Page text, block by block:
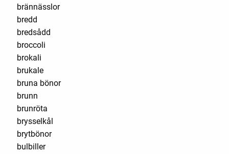
brännässlor
bredd
bredsådd
broccoli
brokali
brukale
bruna bönor
brunn
brunröta
brysselkål
brytbönor
bulbiller